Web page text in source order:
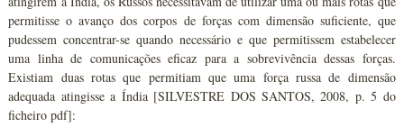
permitisse o avanço dos corpos de forças com dimensão suficiente, que
pudessem concentrar-se quando necessário e que permitissem estabelecer
uma linha de comunicações eficaz para a sobrevivência dessas forças.
Existiam duas rotas que permitiam que uma força russa de dimensão
adequada atingisse a Índia [SILVESTRE DOS SANTOS, 2008, p. 5 do
ficheiro pdf]: